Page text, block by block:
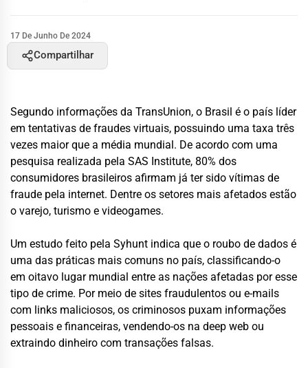
17 De Junho De 2024
Compartilhar
Segundo informações da TransUnion, o Brasil é o país líder
em tentativas de fraudes virtuais, possuindo uma taxa três
vezes maior que a média mundial. De acordo com uma
pesquisa realizada pela SAS Institute, 80% dos
consumidores brasileiros afirmam já ter sido vítimas de
fraude pela internet. Dentre os setores mais afetados estão
o varejo, turismo e videogames.
Um estudo feito pela Syhunt indica que o roubo de dados é
uma das práticas mais comuns no país, classificando-o
em oitavo lugar mundial entre as nações afetadas por esse
tipo de crime. Por meio de sites fraudulentos ou e-mails
com links maliciosos, os criminosos puxam informações
pessoais e financeiras, vendendo-os na deep web ou
extraindo dinheiro com transações falsas.